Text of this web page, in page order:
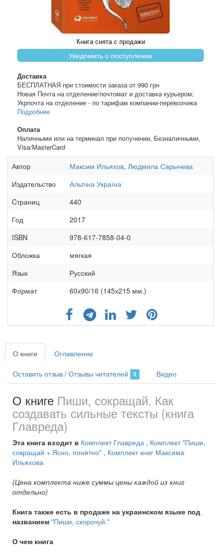
Книга снята с продажи
Уведомить о поступлении
Доставка
БЕСПЛАТНАЯ при стоимости заказа от 990 грн
Новая Почта на отделение/почтомат и доставка курьером;
Укрпочта на отделение - по тарифам компании-перевозчика
Подробнее
Оплата
Наличными или на терминал при получении, Безналичными,
Visa/MasterCard
Автор Максим Ильяхов, Людмила Сарычева
Издательство
Альпіна Україна
Cтраниц
440
Год
2017
ISBN
978-617-7858-04-0
Обложка
мягкая
Язык
Русский
Формат
60х90/16 (145х215 мм.)
О книге Оглавление
Оставить отзыв / Отзывы читателей 3 Видео
О книге Пиши, сокращай. Как
создавать сильные тексты (книга
Главреда)
Эта книга входит в Комплект Главреда , Комплект "Пиши,
сокращай + Ясно, понятно" , Комплект книг Максима
Ильяхова
(Цена комплекта ниже суммы цены каждой из книг
отдельно)
Книга также есть в продаже на украинском языке под
названием "Пиши, скорочуй."
О чем книга